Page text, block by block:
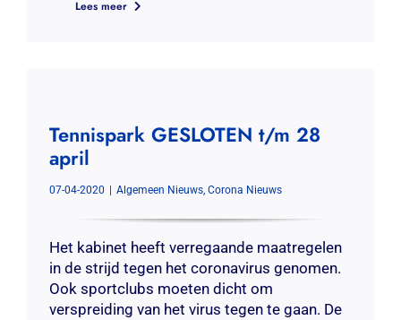
Lees meer
Tennispark GESLOTEN t/m 28
april
07-04-2020 | Algemeen Nieuws, Corona Nieuws
Het kabinet heeft verregaande maatregelen
in de strijd tegen het coronavirus genomen.
Ook sportclubs moeten dicht om
verspreiding van het virus tegen te gaan. De